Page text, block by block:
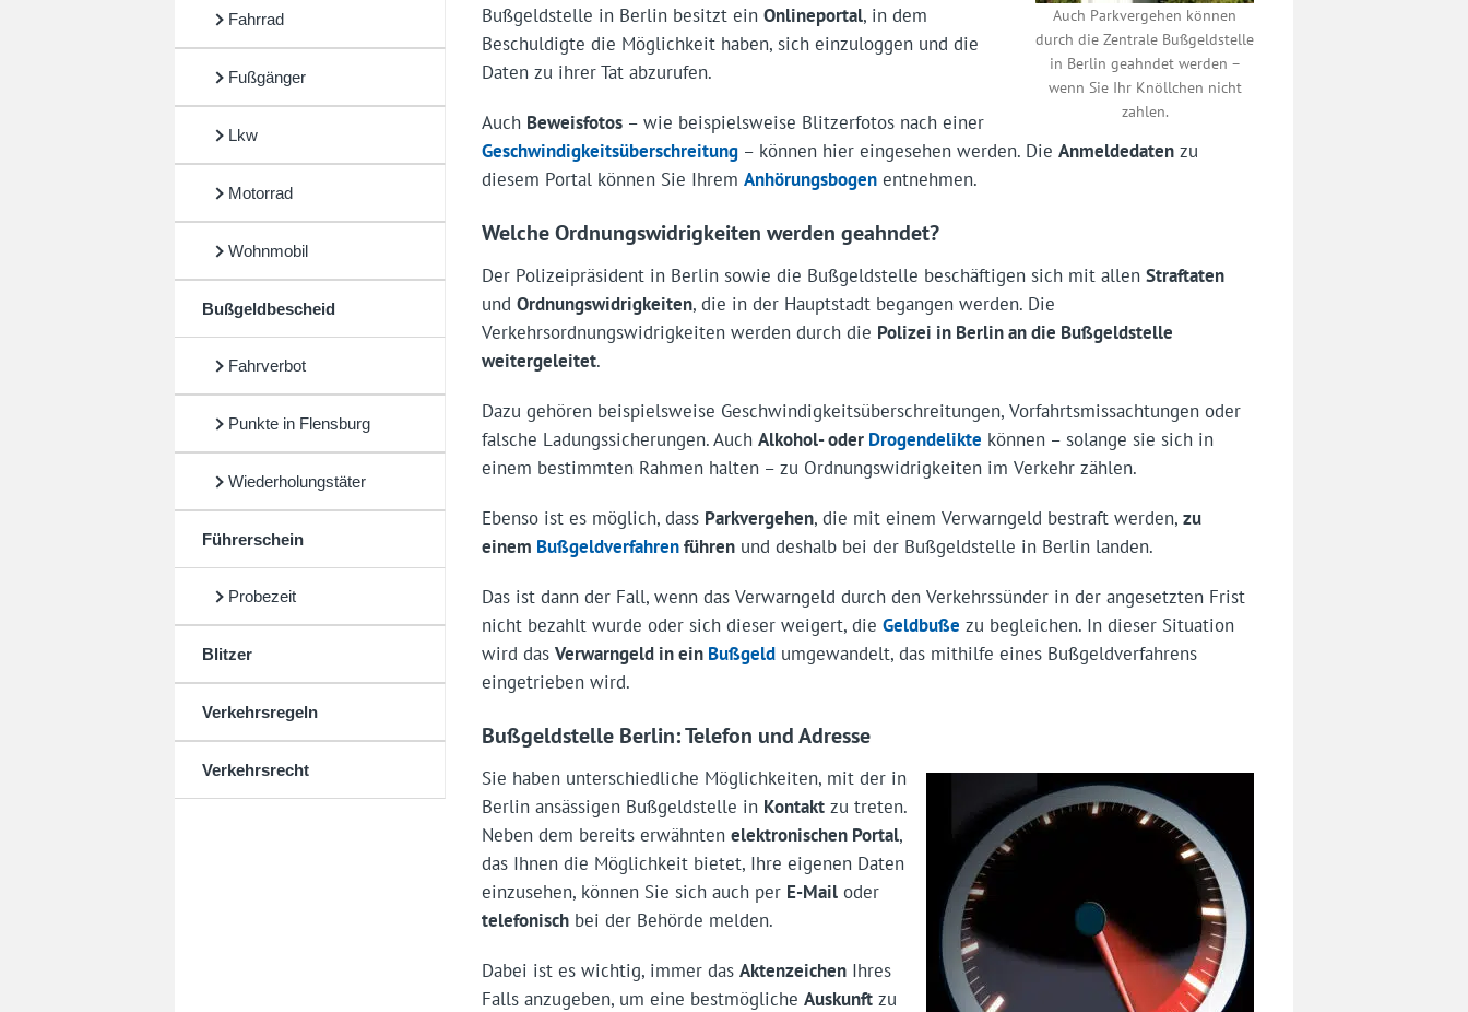
Fahrrad
Fußgänger
Lkw
Motorrad
Wohnmobil
Bußgeldbescheid
Fahrverbot
Punkte in Flensburg
Wiederholungstäter
Führerschein
Probezeit
Blitzer
Verkehrsregeln
Verkehrsrecht
Auch Parkvergehen können
durch die Zentrale Bußgeldstelle
in Berlin geahndet werden –
wenn Sie Ihr Knöllchen nicht
zahlen.
Bußgeldstelle in Berlin besitzt ein Onlineportal, in dem
Beschuldigte die Möglichkeit haben, sich einzuloggen und die
Daten zu ihrer Tat abzurufen.
Auch Beweisfotos– wie beispielsweise Blitzerfotos nach einer
Geschwindigkeitsüberschreitung– können hier eingesehen werden. Die Anmeldedatenzu
diesem Portal können Sie Ihrem Anhörungsbogenentnehmen.
Welche Ordnungswidrigkeiten werden geahndet?
Der Polizeipräsident in Berlin sowie die Bußgeldstelle beschäftigen sich mit allen Straftaten
und Ordnungswidrigkeiten, die in der Hauptstadt begangen werden. Die
Verkehrsordnungswidrigkeiten werden durch die Polizei in Berlin an die Bußgeldstelle
weitergeleitet.
Dazu gehören beispielsweise Geschwindigkeitsüberschreitungen, Vorfahrtsmissachtungen oder
falsche Ladungssicherungen. Auch Alkohol- oder Drogendelikte können – solange sie sich in
einem bestimmten Rahmen halten – zu Ordnungswidrigkeiten im Verkehr zählen.
Ebenso ist es möglich, dass Parkvergehen, die mit einem Verwarngeld bestraft werden, zu
einem Bußgeldverfahrenführenund deshalb bei der Bußgeldstelle in Berlin landen.
Das ist dann der Fall, wenn das Verwarngeld durch den Verkehrssünder in der angesetzten Frist
nicht bezahlt wurde oder sich dieser weigert, die Geldbuße zu begleichen. In dieser Situation
wird das Verwarngeld in ein Bußgeldumgewandelt, das mithilfe eines Bußgeldverfahrens
eingetrieben wird.
Bußgeldstelle Berlin: Telefon und Adresse
Sie haben unterschiedliche Möglichkeiten, mit der in
Berlin ansässigen Bußgeldstelle in Kontaktzu treten.
Neben dem bereits erwähnten elektronischen Portal,
das Ihnen die Möglichkeit bietet, Ihre eigenen Daten
einzusehen, können Sie sich auch per E-Mailoder
telefonischbei der Behörde melden.
Dabei ist es wichtig, immer das AktenzeichenIhres
Falls anzugeben, um eine bestmögliche Auskunftzu